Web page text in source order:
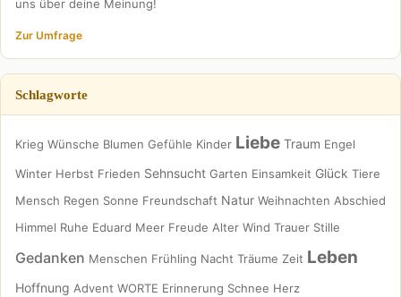
uns über deine Meinung!
Zur Umfrage
Schlagworte
Krieg Wünsche Blumen Gefühle Kinder Liebe Traum Engel
Winter Herbst Frieden Sehnsucht Garten Einsamkeit Glück Tiere
Mensch Regen Sonne Freundschaft Natur Weihnachten Abschied
Himmel Ruhe Eduard Meer Freude Alter Wind Trauer Stille
Gedanken Menschen Frühling Nacht Träume Zeit Leben
Hoffnung Advent WORTE Erinnerung Schnee Herz